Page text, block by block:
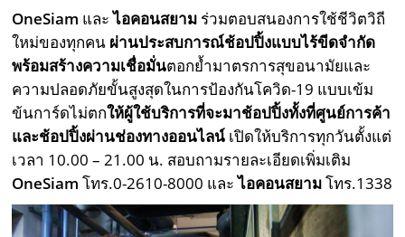
OneSiam และไอคอนสยาม ร่วมตอบสนองการใช้ชีวิตวิถี
ใหม่ของทุกคน ผ่านประสบการณ์ช้อปปิ้งแบบไร้ขีดจำกัด
พร้อมสร้างความเชื่อมั่นตอกย้ำมาตรการสุขอนามัยและ
ความปลอดภัยขั้นสูงสุดในการป้องกันโควิด-19 แบบเข้ม
ข้นการ์ดไม่ตกให้ผู้ใช้บริการที่จะมาช้อปปิ้งทั้งที่ศูนย์การค้า
และช้อปปิ้งผ่านช่องทางออนไลน์ เปิดให้บริการทุกวันตั้งแต่
เวลา 10.00 – 21.00 น. สอบถามรายละเอียดเพิ่มเติม
OneSiamโทร.0-2610-8000 และไอคอนสยามโทร.1338